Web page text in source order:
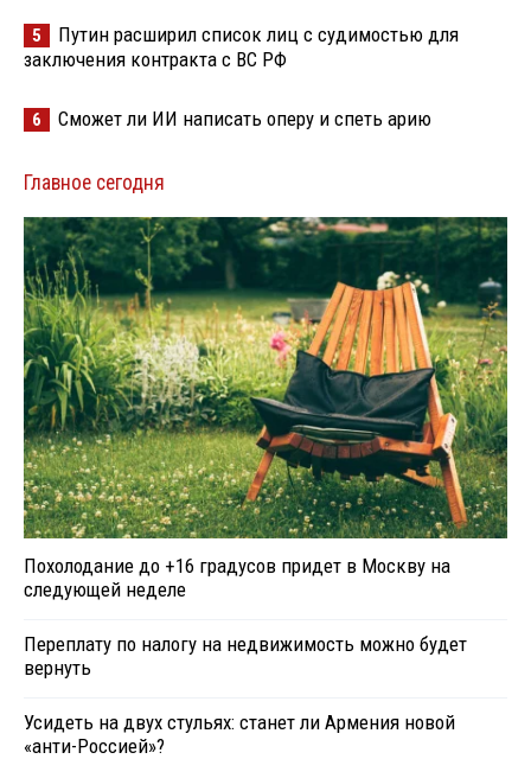
5
Путин расширил список лиц с судимостью для
заключения контракта с ВС РФ
6 Сможет ли ИИ написать оперу и спеть арию
Главное сегодня
Похолодание до +16 градусов придет в Москву на
следующей неделе
Переплату по налогу на недвижимость можно будет
вернуть
Усидеть на двух стульях: станет ли Армения новой
«анти-Россией»?